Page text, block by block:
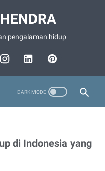
pengalaman hidup
di Indonesia yang